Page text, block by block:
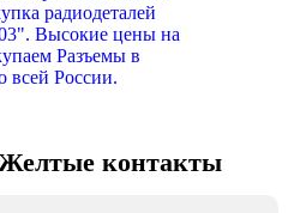
контакты